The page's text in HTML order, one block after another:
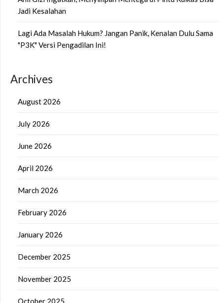
Jadi Kesalahan
Lagi Ada Masalah Hukum? Jangan Panik, Kenalan Dulu Sama
"P3K" Versi Pengadilan Ini!
Archives
August 2026
July 2026
June 2026
April 2026
March 2026
February 2026
January 2026
December 2025
November 2025
October 2025